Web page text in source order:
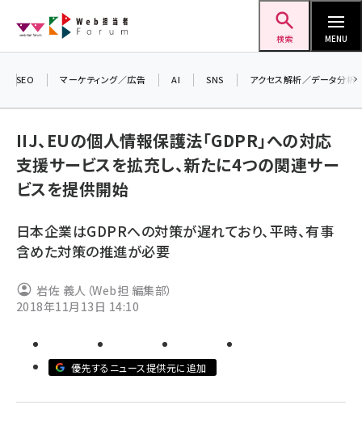
ン
検索 MENU
seo (3532)
youtube (2441)
セミナー (2310)
meo (1277)
SEO マーケティング／広告 AI SNS アクセス解析／データ分析
IIJ、EUの個人情報保護法「GDPR」への対応
支援サービスを拡充し、新たに4つの関連サー
ビスを提供開始
日本企業はGDPRへの対策が遅れており、平時、有事
含めた対策の推進が必要
岩佐 義人（Web担 編集部）
2018年11月13日 14:10
優先するニュース提供元に追加